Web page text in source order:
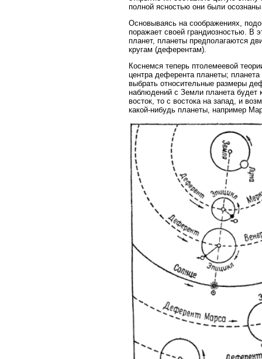
полной ясностью они были
Основываясь на соображениях,
поражает своей грандиозностью. В
планет, планеты предполагаются
кругам (деферентам).
Коснемся теперь птолемеевой
центра деферента планеты;
выбрать относительные размеры
наблюдений с Земли планета будет
восток, то с востока на запад, и
какой-нибудь планеты, например